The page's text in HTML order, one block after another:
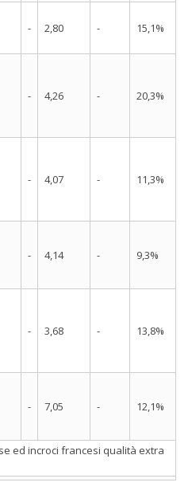
- 2,80 - 15,1%
- 4,26 - 20,3%
- 4,07 - 11,3%
- 4,14 - 9,3%
- 3,68 - 13,8%
- 7,05 - 12,1%
ed incroci francesi qualità extra